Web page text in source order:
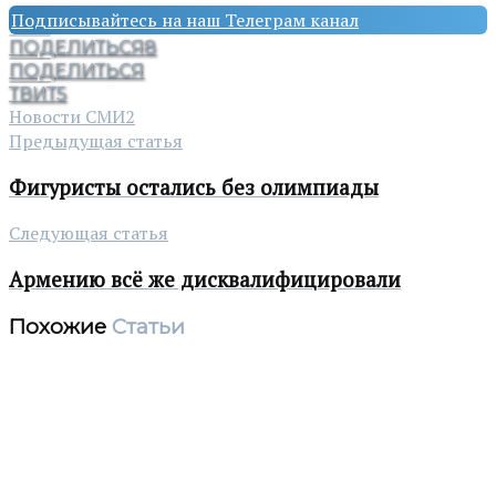
Подписывайтесь на наш Телеграм канал
ПОДЕЛИТЬСЯ8
ПОДЕЛИТЬСЯ
ТВИТ5
Новости СМИ2
Предыдущая статья
Фигуристы остались без олимпиады
Следующая статья
Армению всё же дисквалифицировали
Похожие Статьи